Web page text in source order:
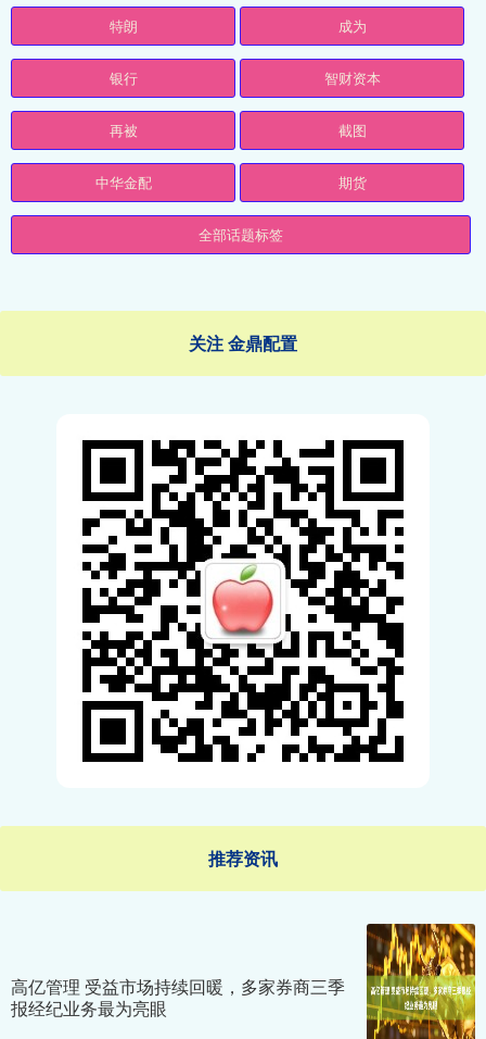
特朗 成为
银行 智财资本
再被 截图
中华金配 期货
全部话题标签
关注 金鼎配置
推荐资讯
高亿管理 受益市场持续回暖，多家券商三季
报经纪业务最为亮眼